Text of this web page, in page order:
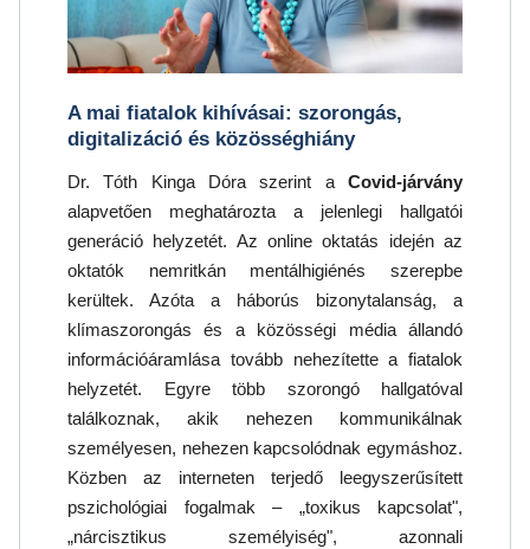
A mai fiatalok kihívásai: szorongás,
digitalizáció és közösséghiány
Dr. Tóth Kinga Dóra szerint a Covid-járvány
alapvetően meghatározta a jelenlegi hallgatói
generáció helyzetét. Az online oktatás idején az
oktatók nemritkán mentálhigiénés szerepbe
kerültek. Azóta a háborús bizonytalanság, a
klímaszorongás és a közösségi média állandó
információáramlása tovább nehezítette a fiatalok
helyzetét. Egyre több szorongó hallgatóval
találkoznak, akik nehezen kommunikálnak
személyesen, nehezen kapcsolódnak egymáshoz.
Közben az interneten terjedő leegyszerűsített
pszichológiai fogalmak – „toxikus kapcsolat",
„nárcisztikus személyiség", azonnali